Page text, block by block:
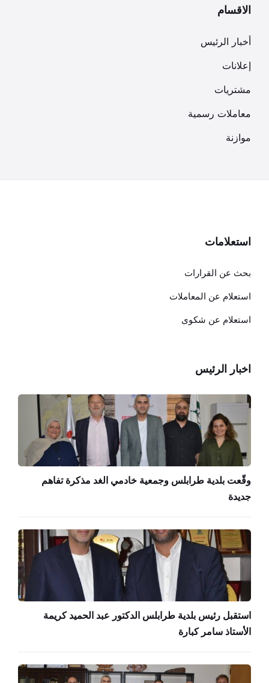
الاقسام
أخبار الرئيس
إعلانات
مشتريات
معاملات رسمية
موازنة
استعلامات
بحث عن القرارات
استعلام عن المعاملات
استعلام عن شكوى
اخبار الرئيس
وقّعت بلدية طرابلس وجمعية خادمي الغد مذكرة تفاهم
جديدة
استقبل رئيس بلدية طرابلس الدكتور عبد الحميد كريمة
الأستاذ سامر كبارة